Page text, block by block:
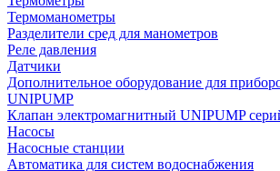
Термоманометры
Разделители сред для манометров
Реле давления
Датчики
Дополнительное оборудование для
UNIPUMP
Клапан электромагнитный UNIPUMP
Насосы
Насосные станции
Автоматика для систем водоснабжения